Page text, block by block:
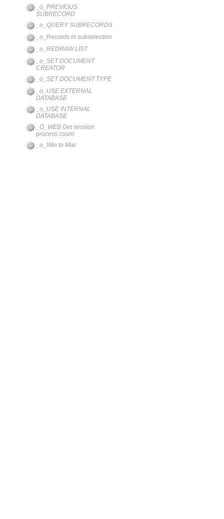
_o_PREVIOUS
SUBRECORD
_o_QUERY SUBRECORDS
_o_Records in subselection
_o_REDRAW LIST
_o_SET DOCUMENT
CREATOR
_o_SET DOCUMENT TYPE
_o_USE EXTERNAL
DATABASE
_o_USE INTERNAL
DATABASE
_O_WEB Get session
process count
_o_Win to Mac